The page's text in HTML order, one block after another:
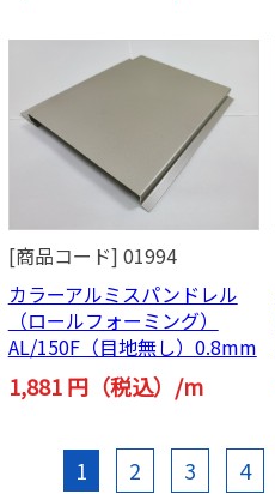
[商品コード] 01994
カラーアルミスパンドレル
（ロールフォーミング）
AL/150F（目地無し）0.8mm
1,881 円（税込）/m
1 2 3 4